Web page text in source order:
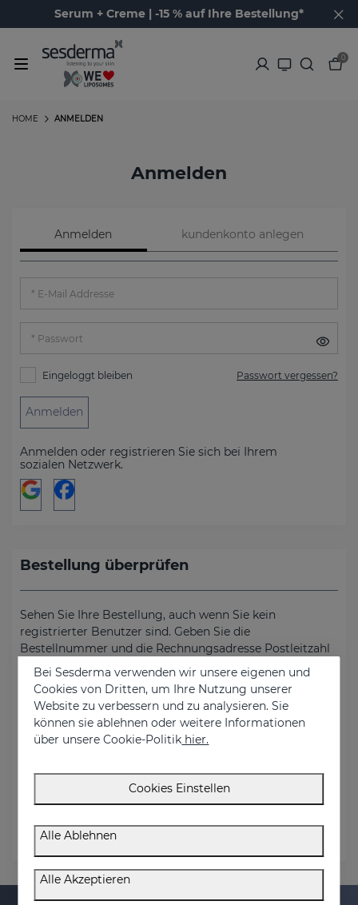
Serum + Creme | -15 % auf Ihre Bestellung*
0
ANMELDEN
HOME
Anmelden
Anmelden kundenkonto anlegen
E-Mail Addresse
Passwort
Eingeloggt bleiben Passwort vergessen?
Anmelden
Anmelden oder registrieren Sie sich bei Ihrem
sozialen Netzwerk.
Bestellung überprüfen
Sehen Sie Ihre Bestellung, auch wenn Sie kein
registrierter Benutzer sind. Geben Sie die
Bestellnummer und die Rechnungsadresse Postleitzahl
ein.
Bestellnummer
Rechnungs-Postleitzahl
Status prüfen
Bei Sesderma verwenden wir unsere eigenen und
Cookies von Dritten, um Ihre Nutzung unserer
Website zu verbessern und zu analysieren. Sie
können sie ablehnen oder weitere Informationen
über unsere Cookie-Politik hier.
Cookies Einstellen
Alle Ablehnen
Alle Akzeptieren